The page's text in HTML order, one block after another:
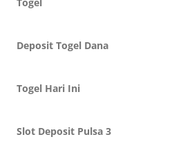
Deposit Togel Dana
Togel Hari Ini
Slot Deposit Pulsa 3